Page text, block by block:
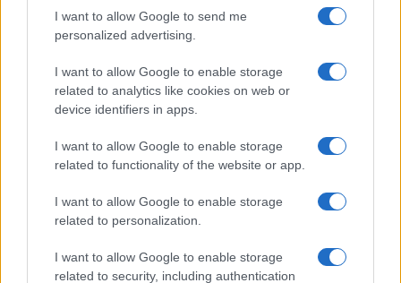
I want to allow Google to send me
personalized advertising.
I want to allow Google to enable storage
related to analytics like cookies on web or
device identifiers in apps.
I want to allow Google to enable storage
related to functionality of the website or app.
I want to allow Google to enable storage
related to personalization.
I want to allow Google to enable storage
related to security, including authentication
cicatrici alla libertà
Cristian Castiglioni · 8 Ago 2026